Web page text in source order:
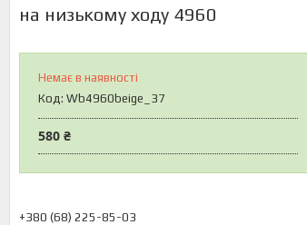
на низькому ходу 4960
Немає в наявності
Код: Wb4960beige_37
580 ₴
+380 (68) 225-85-03